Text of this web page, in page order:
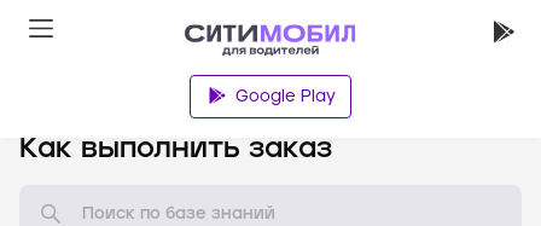
Google Play
Как выполнить заказ